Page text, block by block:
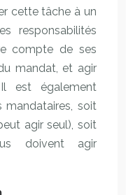
cette tâche à un
responsabilités
compte de ses
mandat, et agir
est également
mandataires, soit
agir seul), soit
doivent agir